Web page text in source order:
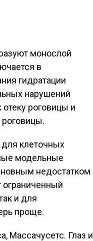
монослой
в
гидратации
нарушений
роговицы и
роговицы.
клеточных
модельные
недостатком
ограниченный
и для
проще.
Массачусетс. Глаз и